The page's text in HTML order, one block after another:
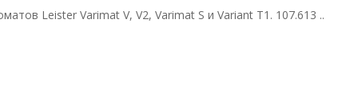
Leister Varimat V, V2, Varimat S и Variant T1. 107.613 ..